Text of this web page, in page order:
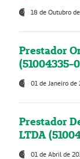
18 de Outubro
Prestador
(51004335-
01 de Janeiro de
Prestador
LTDA
01 de Abril de